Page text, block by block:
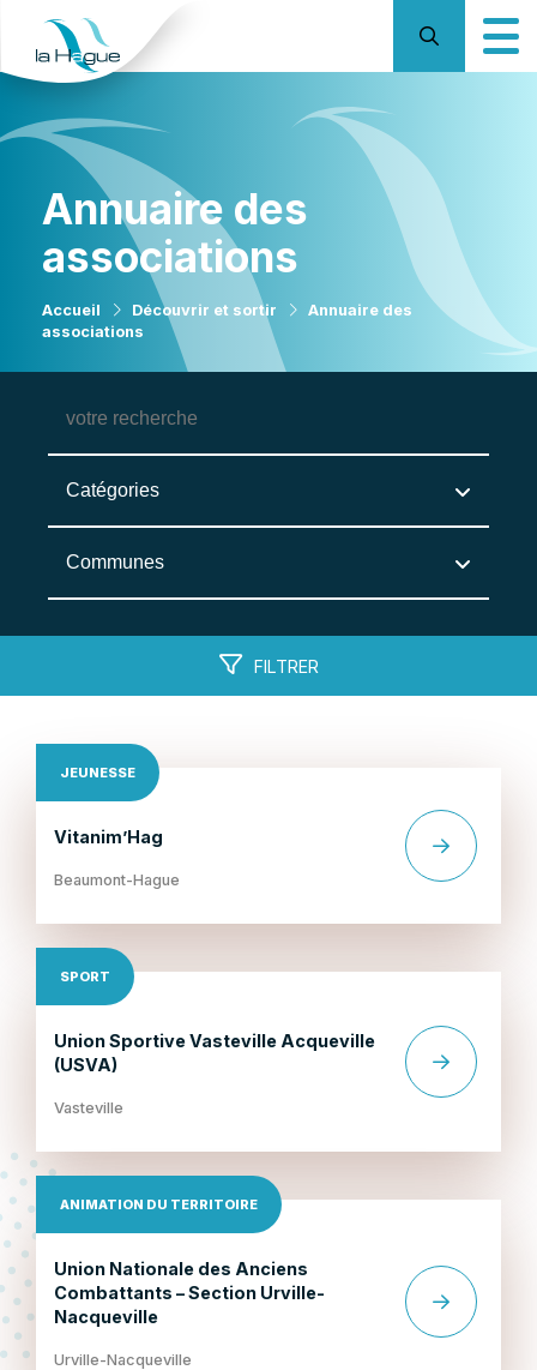
Annuaire des
associations
Accueil Découvrir et sortir
Annuaire des
associations
JEUNESSE
Vitanim’Hag
Beaumont-Hague
SPORT
Union Sportive Vasteville Acqueville
(USVA)
Vasteville
ANIMATION DU TERRITOIRE
Union Nationale des Anciens
Combattants – Section Urville-
Nacqueville
Urville-Nacqueville